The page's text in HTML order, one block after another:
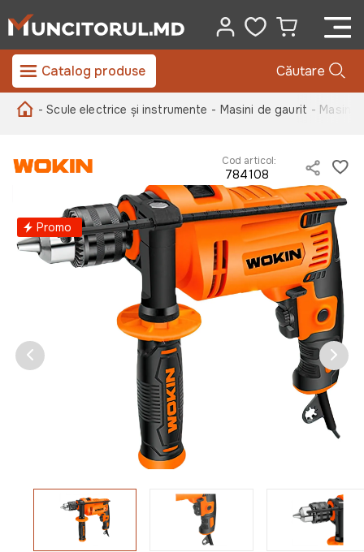
Catalog produse Căutare
- Scule electrice și instrumente - Masini de gaurit - Masina
Cod articol:
784108
Promo